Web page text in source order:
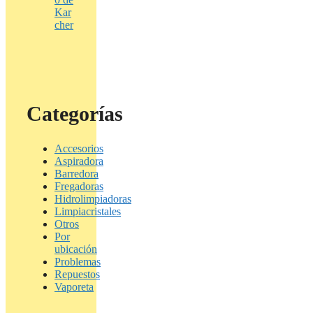
Kar
cher
Categorías
Accesorios
Aspiradora
Barredora
Fregadoras
Hidrolimpiadoras
Limpiacristales
Otros
Por
ubicación
Problemas
Repuestos
Vaporeta